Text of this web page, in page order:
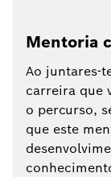
Mentoria
Ao juntares-
carreira que
o percurso,
que este